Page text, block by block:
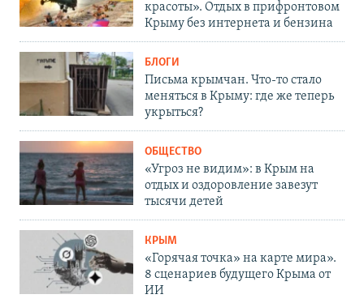
красоты». Отдых в прифронтовом
Крыму без интернета и бензина
БЛОГИ
Письма крымчан. Что-то стало
меняться в Крыму: где же теперь
укрыться?
ОБЩЕСТВО
«Угроз не видим»: в Крым на
отдых и оздоровление завезут
тысячи детей
КРЫМ
«Горячая точка» на карте мира».
8 сценариев будущего Крыма от
ИИ